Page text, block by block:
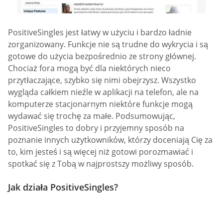
PositiveSingles jest łatwy w użyciu i bardzo ładnie
zorganizowany. Funkcje nie są trudne do wykrycia i są
gotowe do użycia bezpośrednio ze strony głównej.
Chociaż fora mogą być dla niektórych nieco
przytłaczające, szybko się nimi obejrzysz. Wszystko
wygląda całkiem nieźle w aplikacji na telefon, ale na
komputerze stacjonarnym niektóre funkcje mogą
wydawać się trochę za małe. Podsumowując,
PositiveSingles to dobry i przyjemny sposób na
poznanie innych użytkowników, którzy doceniają Cię za
to, kim jesteś i są więcej niż gotowi porozmawiać i
spotkać się z Tobą w najprostszy możliwy sposób.
Jak działa PositiveSingles?